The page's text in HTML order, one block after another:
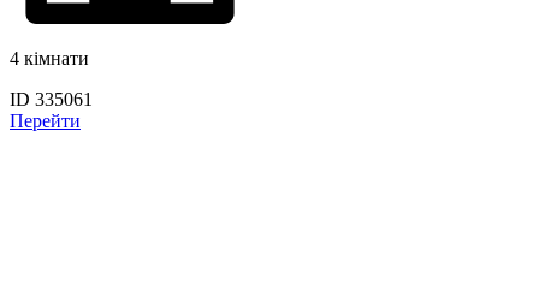
4 кімнати
ID 335061
Перейти